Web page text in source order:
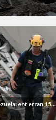
entierran 15...